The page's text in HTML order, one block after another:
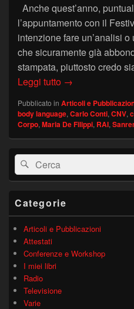
Anche quest’anno,
l’appuntamento con il
intenzione fare un’analisi
che sicuramente già
stampata, piuttosto credo
Leggi tutto SANREMO
→
Pubblicato in Articoli e
body language, Carlo Conti, CNV,
Corpo, Maria De Filippi, RAI,
Area
widget
barra
laterale
Cerca: Cerca
Categorie
Articoli e Pubblicazioni
Attestati
Conferenze e Workshop
I miei libri
Radio
Televisione
Varie